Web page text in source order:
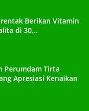
Berikan Vitamin
di 30...
Perumdam Tirta
Apresiasi Kenaikan